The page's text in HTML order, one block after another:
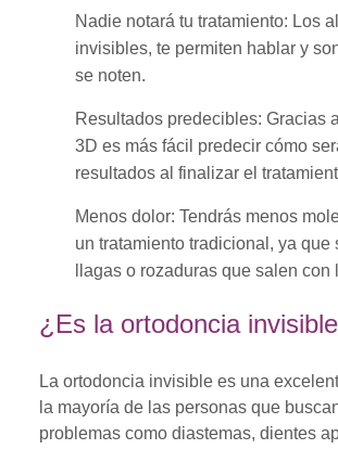
Nadie notará tu tratamiento: Los
invisibles, te permiten hablar y
se noten.
Resultados predecibles: Gracias
3D es más fácil predecir cómo
resultados al finalizar el
Menos dolor: Tendrás menos
un tratamiento tradicional, ya que
llagas o rozaduras que salen con
¿Es la ortodoncia
La ortodoncia invisible es una
la mayoría de las personas que
problemas como diastemas, dientes